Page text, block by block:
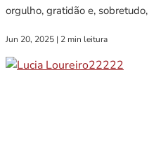
orgulho, gratidão e,
Jun 20, 2025 | 2 min leitura